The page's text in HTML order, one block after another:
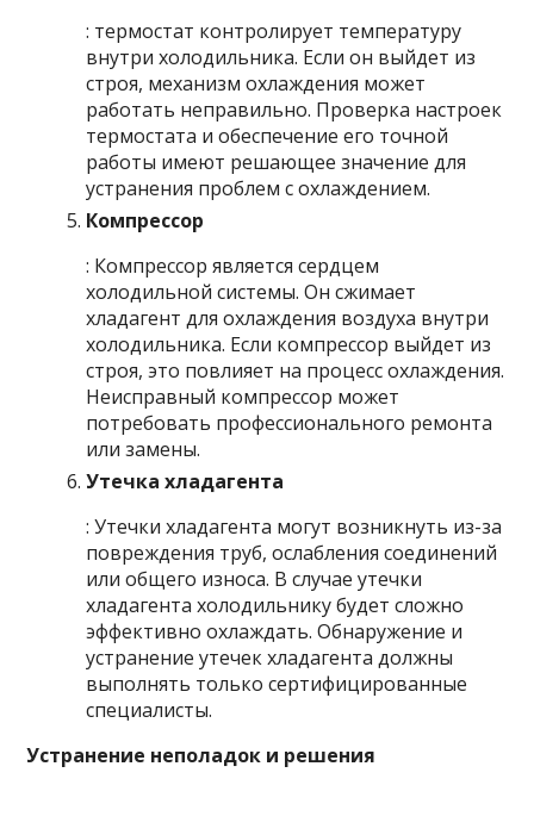
: термостат контролирует температуру
внутри холодильника. Если он выйдет из
строя, механизм охлаждения может
работать неправильно. Проверка настроек
термостата и обеспечение его точной
работы имеют решающее значение для
устранения проблем с охлаждением.
Компрессор
: Компрессор является сердцем
холодильной системы. Он сжимает
хладагент для охлаждения воздуха внутри
холодильника. Если компрессор выйдет из
строя, это повлияет на процесс охлаждения.
Неисправный компрессор может
потребовать профессионального ремонта
или замены.
Утечка хладагента
: Утечки хладагента могут возникнуть из-за
повреждения труб, ослабления соединений
или общего износа. В случае утечки
хладагента холодильнику будет сложно
эффективно охлаждать. Обнаружение и
устранение утечек хладагента должны
выполнять только сертифицированные
специалисты.
Устранение неполадок и решения